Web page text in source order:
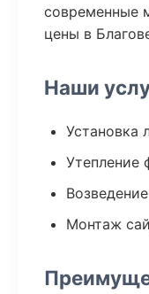
современные
цены в
Наши
Установка
Утепление
Монтаж